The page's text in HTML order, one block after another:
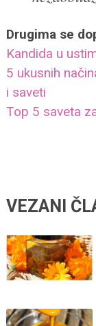
Drugima se
Kandida u
5 ukusnih
i saveti
Top 5 saveta
VEZANI